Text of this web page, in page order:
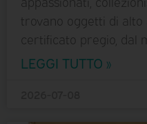
trovano oggetti di alto
certificato pregio, dal
LEGGI TUTTO »